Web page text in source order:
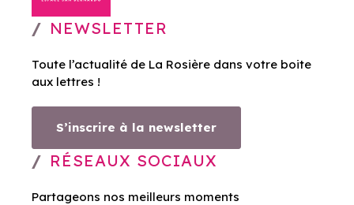
NEWSLETTER
Toute l’actualité de La Rosière dans votre boite
aux lettres !
S’inscrire à la newsletter
RÉSEAUX SOCIAUX
Partageons nos meilleurs moments